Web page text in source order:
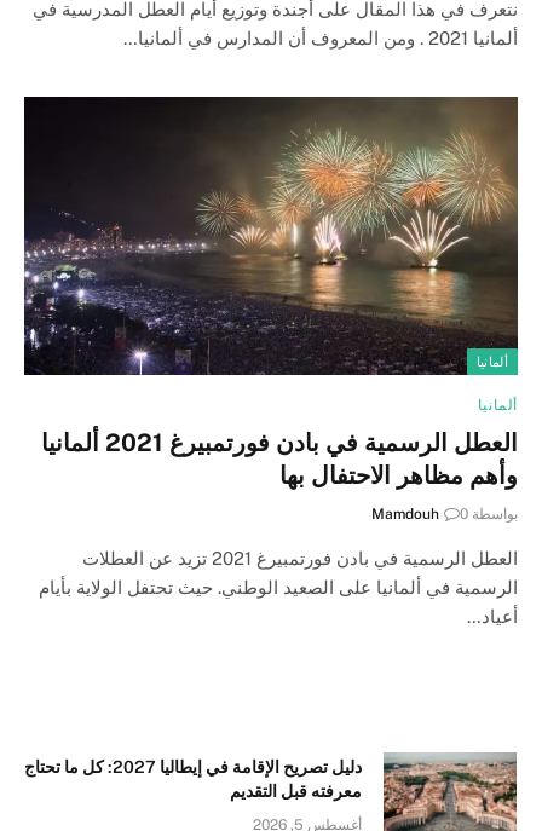
نتعرف في هذا المقال على أجندة وتوزيع أيام العطل المدرسية في
ألمانيا 2021 . ومن المعروف أن المدارس في ألمانيا…
ألمانيا
ألمانيا
العطل الرسمية في بادن فورتمبيرغ 2021 ألمانيا
وأهم مظاهر الاحتفال بها
بواسطة Mamdouh 0
العطل الرسمية في بادن فورتمبيرغ 2021 تزيد عن العطلات
الرسمية في ألمانيا على الصعيد الوطني. حيث تحتفل الولاية بأيام
أعياد…
دليل تصريح الإقامة في إيطاليا 2027: كل ما تحتاج
معرفته قبل التقديم
أغسطس 5, 2026